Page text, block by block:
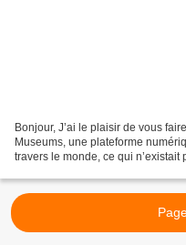
Bonjour, J’ai le plaisir de vous
Museums, une plateforme
travers le monde, ce qui n’existait